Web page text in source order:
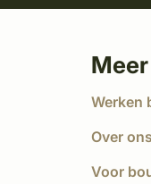
Werken
Over ons
Voor